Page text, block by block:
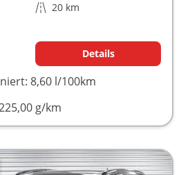
Kilometerstand 20 km
Details
8,60 l/100km
g/km